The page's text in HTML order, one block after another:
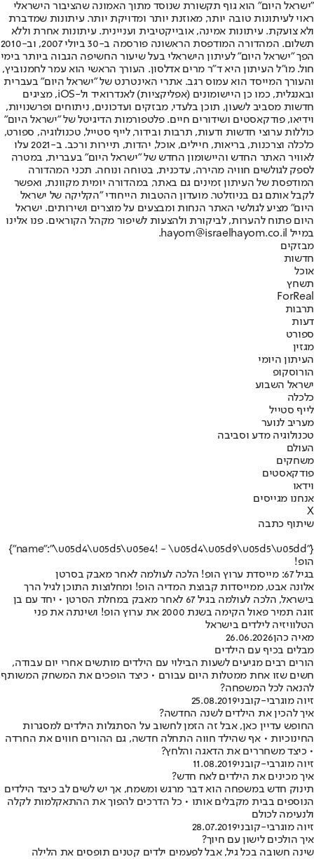
"ישראל היום" הוא גוף תקשורת שנוסד מתוך האמונה שהציבור הישראלי
ראוי לעיתונות טובה יותר, מאוזנת יותר ומדויקת יותר. עיתונות שמדברת
ולא צועקת. עיתונות אמינה, אובייקטיבית ועניינית. עיתונות אחרת וללא
תשלום. המהדורה המודפסת הראשונה פורסמה ב-30 ביולי 2007, וב-2010
הפך "ישראל היום" לעיתון הישראלי בעל שיעור החשיפה הגבוה ביותר בימי
חול. מו"ל העיתון היא ד"ר מרים אדלסון. העורך הראשי הוא עמר לחמנוביץ,
והעורך המייסד הוא עמוס רגב. אתרי האינטרנט של "ישראל היום" בעברית
ובאנגלית, כמו כן היישומונים (אפליקציות) לאנדרואיד ול-iOS, מציגים
חדשות מסביב לשעון, תוכן בלעדי, מבזקים ועדכונים, ניתוחים ופרשנויות,
וידיאו, פודקאסטים ושידורים חיים. פלטפורמות הדיגיטל של "ישראל היום"
כוללות ערוצי חדשות ודעות, תרבות ובידור, לייף סטייל, טכנולוגיה, ספורט,
כלכלה וצרכנות, בריאות, חיילים, אוכל, יהדות, תיירות ורכב. ב-2021 עלו
לאוויר האתר החדש והיישומון החדש של "ישראל היום" בעברית, במטרה
לספק לגולשים חוויה מהירה, עדכנית, בטוחה ונוחה. תכני המהדורה
המודפסת של העיתון זמינים גם באתר, במהדורה יומית מקוונת, ואפשר
לקבל אותם גם בניוזלטר. מועדון ההטבות הייחודי "הקליקה של ישראל
היום" מציע לגולשי האתר הנחות ומבצעים על מוצרים ושירותים. ישראל
היום פתוח להערות, לביקורת ולהצעות לשיפור מקהל הקוראים. פנו אלינו
במייל hayom@israelhayom.co.il.
מבזקים
חדשות
אוכל
תשחץ
ForReal
תרבות
דעות
ספורט
מגזין
העיתון היומי
הורוסקופ
ישראל השבוע
כלכלה
לייף סטייל
מעריב לנוער
טכנולוגיה מדע וסביבה
העולם
משחקים
פודקאסטים
וידאו
אנחנו מגייסים
X
שיתוף כתבה
{"name":"\u05d4\u05d5\u05e4! - \u05d4\u05d9\u05d5\u05dd"}
הופ!
בגיל 67: מייסדת ערוץ הופ! הלכה לעולמה לאחר מאבק בסרטן
אלונה אבט, ממייסדות קבוצת המדיה הופ! ומחלוצות התוכן לגיל הרך
בישראל, הלכה לעולמה בגיל 67 לאחר מאבק במחלת הסרטן • יחד עם בן
זוגה תמיר פאול הקימה בשנת 2000 את ערוץ הופ! ושינתה את פני
הטלוויזיה לילדים בישראל
מאיה כהן26.06.2026
מבלים בכיף עם הילדים
הורים רבים מגיעים לשעות הבילוי עם הילדים מותשים אחרי יום עבודה,
חשים שזו אחת ממטלות היום עבורם • כיצד הופכים את המשחק המשותף
להנאה לכל המשפחה?
זיוה מוגרבי-קובני25.08.2019
איך להכין את הילדים לשנה החדשה?
החופש עדיין כאן, אבל זה הזמן לחשוב על הסתגלות הילדים למסגרות
החינוכיות • אף שהילד חווה התחלה חדשה, גם ההורים חווים את החרדה
• כיצד משחררים את הדאגה והלחץ?
זיוה מוגרבי-קובני11.08.2019
איך מכינים את הילדים לאח חדש?
תינוק חדש במשפחה הוא דבר מרגש ומשמח, אך יש לשים לב כיצד הילדים
הנוספים בבית מקבלים אותו • כל הדרכים להפוך את ההתאקלמות לקלה
ולנעימה לכולם
זיוה מוגרבי-קובני28.07.2019
איך הולכים לישון עם חיוך?
שינה חשובה בכל גיל, אבל לפעמים ילדים קטנים תופסים את הלילה